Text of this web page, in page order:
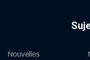
Nouvelles